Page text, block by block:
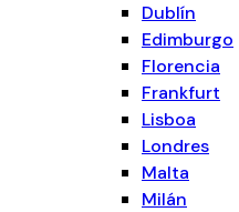
Dublín
Edimburgo
Florencia
Frankfurt
Lisboa
Londres
Malta
Milán